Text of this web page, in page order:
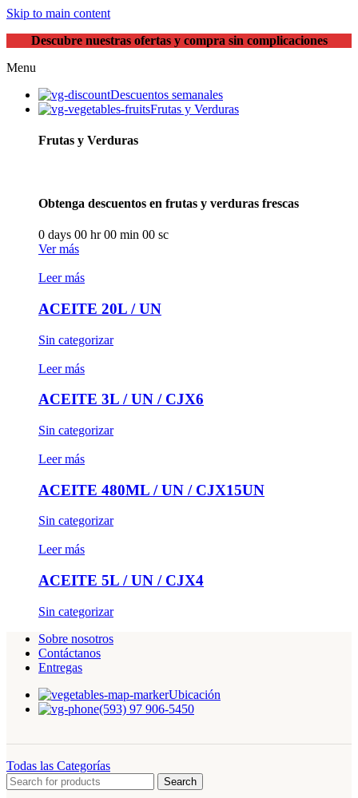
Skip to main content
Descubre nuestras ofertas y compra sin complicaciones
Menu
Descuentos semanales
Frutas y Verduras
Frutas y Verduras
Obtenga descuentos en frutas y verduras frescas
0 days 00 hr00 min 00 sc
Ver más
Leer más
ACEITE 20L / UN
Sin categorizar
Leer más
ACEITE 3L / UN / CJX6
Sin categorizar
Leer más
ACEITE 480ML / UN / CJX15UN
Sin categorizar
Leer más
ACEITE 5L / UN / CJX4
Sin categorizar
Sobre nosotros
Contáctanos
Entregas
Ubicación
(593) 97 906-5450
Todas las Categorías
Search